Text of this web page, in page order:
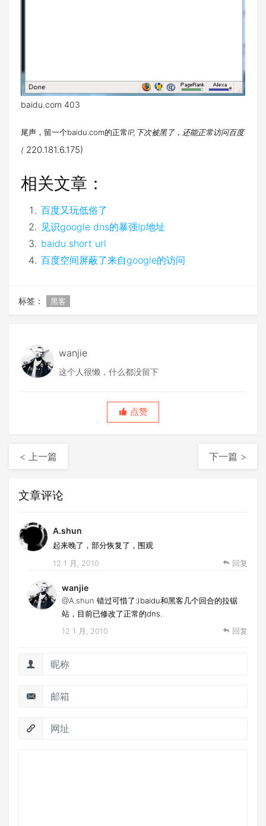
baidu.com 403
尾声，留一个baidu.com的正常IP,下次被黑了，还能正常访问百度
( 220.181.6.175)
相关文章：
百度又玩低俗了
见识google dns的暴强Ip地址
baidu short url
百度空间屏蔽了来自google的访问
标签： 黑客
wanjie
这个人很懒，什么都没留下
点赞
< 上一篇 下一篇 >
文章评论
A.shun
起来晚了，部分恢复了，围观
12 1 月, 2010 回复
wanjie
@A.shun 错过可惜了:)baidu和黑客几个回合的拉锯
站，目前已修改了正常的dns.
12 1 月, 2010 回复